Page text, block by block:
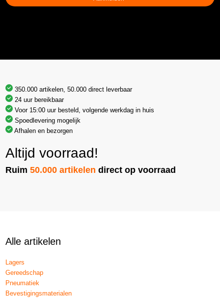
350.000 artikelen, 50.000 direct leverbaar
24 uur bereikbaar
Voor 15:00 uur besteld, volgende werkdag in huis
Spoedlevering mogelijk
Afhalen en bezorgen
Altijd voorraad!
Ruim50.000 artikelen direct op voorraad
Alle artikelen
Lagers
Gereedschap
Pneumatiek
Bevestigingsmaterialen